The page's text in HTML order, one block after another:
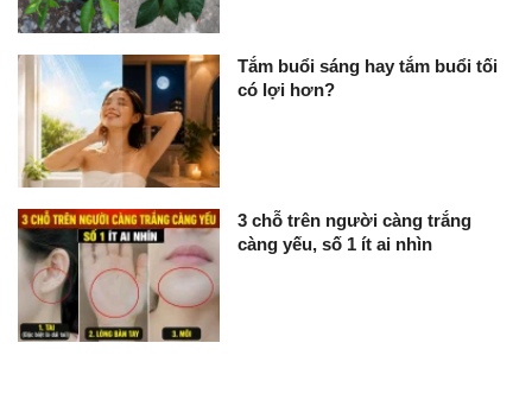
Tắm buổi sáng hay tắm buổi tối
có lợi hơn?
3 chỗ trên người càng trắng
càng yếu, số 1 ít ai nhìn